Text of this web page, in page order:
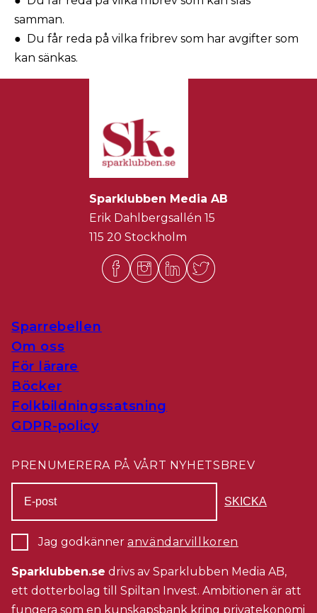
samman.
● Du får reda på vilka fribrev som har avgifter som
kan sänkas.
Sparklubben Media AB
Erik Dahlbergsallén 15
115 20 Stockholm
Sparrebellen
Om oss
För lärare
Böcker
Folkbildningssatsning
GDPR-policy
PRENUMERERA PÅ VÅRT NYHETSBREV
Jag godkänner användarvillkoren
Sparklubben.se drivs av Sparklubben Media AB,
ett dotterbolag till Spiltan Invest. Ambitionen är att
fungera som en kunskapsbank kring privatekonomi